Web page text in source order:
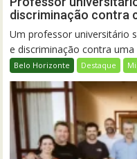
discriminação contra
Um professor universitário
e discriminação contra uma
Belo Horizonte Destaque